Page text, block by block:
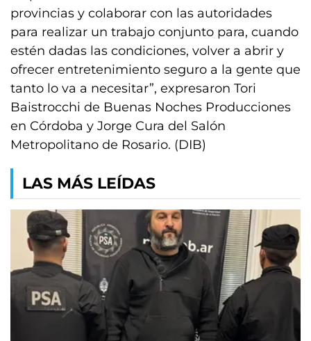
provincias y colaborar con las autoridades
para realizar un trabajo conjunto para, cuando
estén dadas las condiciones, volver a abrir y
ofrecer entretenimiento seguro a la gente que
tanto lo va a necesitar”, expresaron Tori
Baistrocchi de Buenas Noches Producciones
en Córdoba y Jorge Cura del Salón
Metropolitano de Rosario. (DIB)
LAS MÁS LEÍDAS